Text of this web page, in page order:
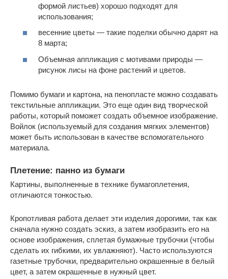
формой листьев) хорошо подходят для
использования;
весенние цветы — такие поделки обычно дарят на
8 марта;
Объемная аппликация с мотивами природы —
рисунок лисы на фоне растений и цветов.
Помимо бумаги и картона, на пенопласте можно создавать
текстильные аппликации. Это еще один вид творческой
работы, который поможет создать объемное изображение.
Войлок (используемый для создания мягких элементов)
может быть использован в качестве вспомогательного
материала.
Плетение: панно из бумаги
Картины, выполненные в технике бумагоплетения,
отличаются тонкостью.
Кропотливая работа делает эти изделия дорогими, так как
сначала нужно создать эскиз, а затем изобразить его на
основе изображения, сплетая бумажные трубочки (чтобы
сделать их гибкими, их увлажняют). Часто используются
газетные трубочки, предварительно окрашенные в белый
цвет, а затем окрашенные в нужный цвет.